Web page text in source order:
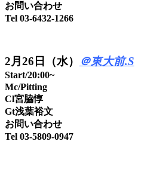
お問い合わせ
Tel 03-6432-1266
2月26日（水） ＠東大前.S
Start/20:00~
Mc/Pitting
Cl宮脇惇
Gt浅葉裕文
お問い合わせ
Tel 03-5809-0947